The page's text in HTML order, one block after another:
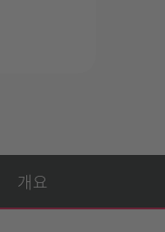
개요